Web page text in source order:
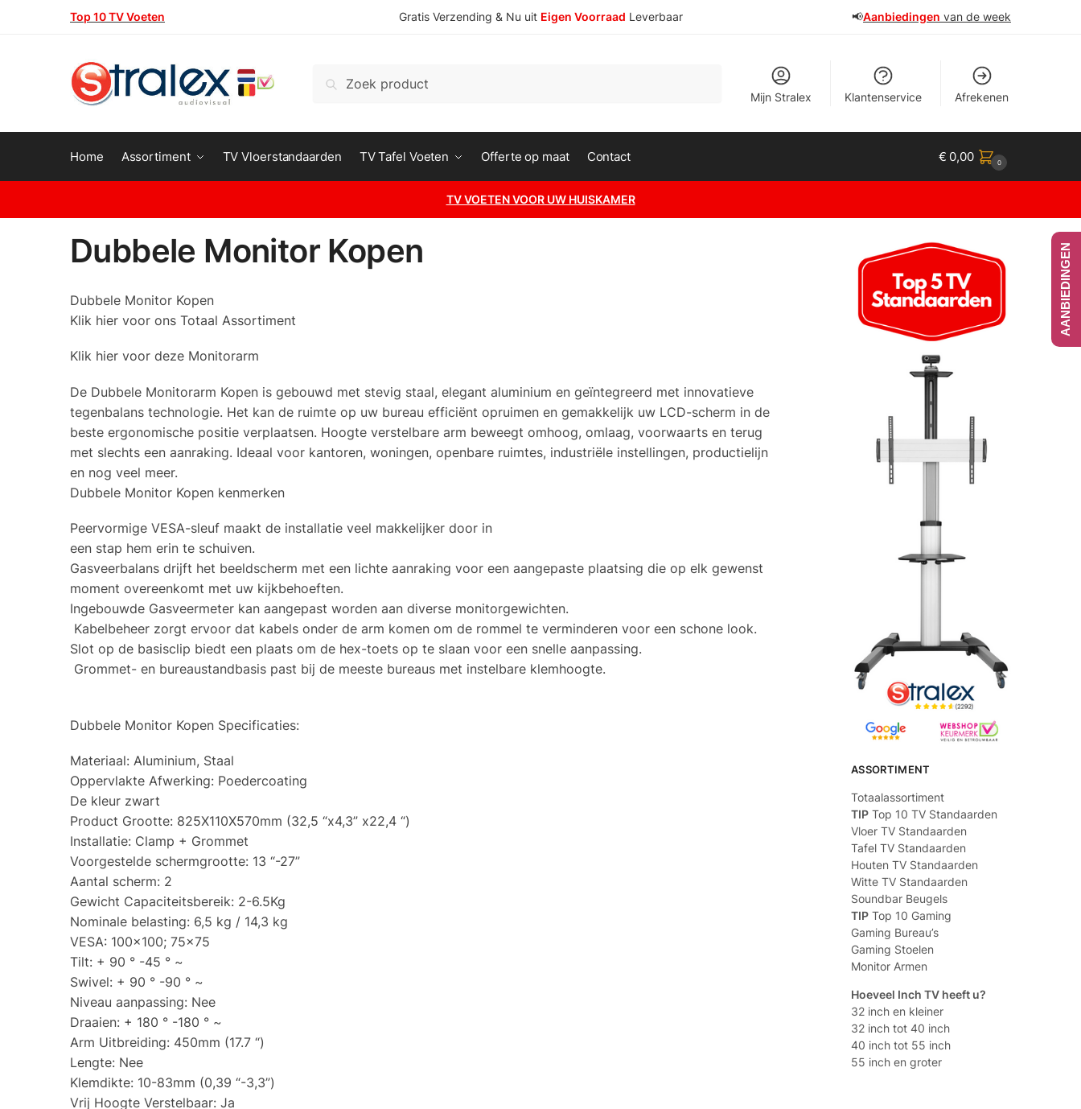
Top 10 TV Voeten Gratis Verzending & Nu uit Eigen Voorraad Leverbaar 📢Aanbiedingen van de week
naar:
Mijn Stralex Klantenservice Afrekenen
Home Assortiment TV Vloerstandaarden TV Tafel Voeten Offerte op maat Contact € 0,00 0
TV VOETEN VOOR UW HUISKAMER
Dubbele Monitor Kopen
Dubbele Monitor Kopen
Klik hier voor ons Totaal Assortiment
Klik hier voor deze Monitorarm
De Dubbele Monitorarm Kopen is gebouwd met stevig staal, elegant aluminium en geïntegreerd met innovatieve
tegenbalans technologie. Het kan de ruimte op uw bureau efficiënt opruimen en gemakkelijk uw LCD-scherm in de
beste ergonomische positie verplaatsen. Hoogte verstelbare arm beweegt omhoog, omlaag, voorwaarts en terug
met slechts een aanraking. Ideaal voor kantoren, woningen, openbare ruimtes, industriële instellingen, productielijn
en nog veel meer.
Dubbele Monitor Kopen kenmerken
Peervormige VESA-sleuf maakt de installatie veel makkelijker door in
een stap hem erin te schuiven.
Gasveerbalans drijft het beeldscherm met een lichte aanraking voor een aangepaste plaatsing die op elk gewenst
moment overeenkomt met uw kijkbehoeften.
Ingebouwde Gasveermeter kan aangepast worden aan diverse monitorgewichten.
Kabelbeheer zorgt ervoor dat kabels onder de arm komen om de rommel te verminderen voor een schone look.
Slot op de basisclip biedt een plaats om de hex-toets op te slaan voor een snelle aanpassing.
Grommet- en bureaustandbasis past bij de meeste bureaus met instelbare klemhoogte.
Dubbele Monitor Kopen Specificaties:
Materiaal: Aluminium, Staal
Oppervlakte Afwerking: Poedercoating
De kleur zwart
Product Grootte: 825X110X570mm (32,5 “x4,3” x22,4 “)
Installatie: Clamp + Grommet
Voorgestelde schermgrootte: 13 “-27”
Aantal scherm: 2
Gewicht Capaciteitsbereik: 2-6.5Kg
Nominale belasting: 6,5 kg / 14,3 kg
VESA: 100×100; 75×75
Tilt: + 90 ° -45 ° ~
Swivel: + 90 ° -90 ° ~
Niveau aanpassing: Nee
Draaien: + 180 ° -180 ° ~
Arm Uitbreiding: 450mm (17.7 “)
Lengte: Nee
Klemdikte: 10-83mm (0,39 “-3,3”)
Vrij Hoogte Verstelbaar: Ja
ASSORTIMENT
Totaalassortiment
TIP Top 10 TV Standaarden
Vloer TV Standaarden
Tafel TV Standaarden
Houten TV Standaarden
Witte TV Standaarden
Soundbar Beugels
TIP Top 10 Gaming
Gaming Bureau’s
Gaming Stoelen
Monitor Armen
Hoeveel Inch TV heeft u?
32 inch en kleiner
32 inch tot 40 inch
40 inch tot 55 inch
55 inch en groter
AANBIEDINGEN